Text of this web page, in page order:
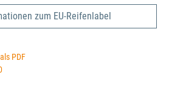
zum EU-Reifenlabel
PDF